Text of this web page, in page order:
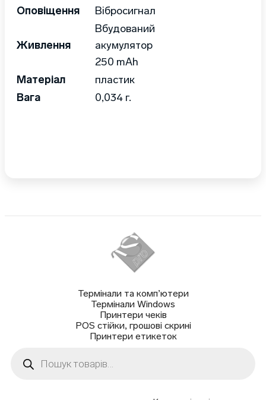
Оповіщення
Вібросигнал
Живлення
Вбудований
акумулятор
250 mAh
Матеріал
пластик
Вага
0,034 г.
Термінали та комп’ютери
Термінали Windows
Принтери чеків
POS стійки, грошові скрині
Принтери етикеток
товарів